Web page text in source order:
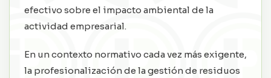
efectivo sobre el impacto ambiental de la
actividad empresarial.
En un contexto normativo cada vez más exigente,
la profesionalización de la gestión de residuos